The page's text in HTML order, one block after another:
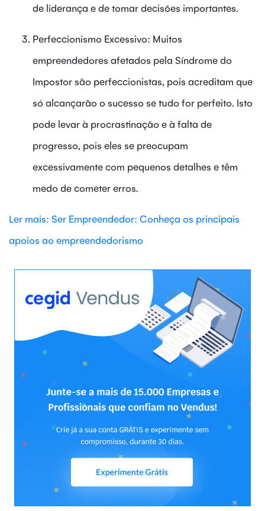
de liderança e de tomar decisões importantes.
Perfeccionismo Excessivo: Muitos
empreendedores afetados pela Síndrome do
Impostor são perfeccionistas, pois acreditam que
só alcançarão o sucesso se tudo for perfeito. Isto
pode levar à procrastinação e à falta de
progresso, pois eles se preocupam
excessivamente com pequenos detalhes e têm
medo de cometer erros.
Ler mais: Ser Empreendedor: Conheça os principais
apoios ao empreendedorismo